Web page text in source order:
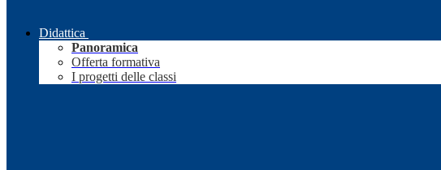
Didattica
Panoramica
Offerta formativa
I progetti delle classi